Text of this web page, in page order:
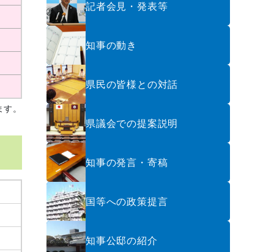
。
記者会見・発表等
知事の動き
県民の皆様との対話
県議会での提案説明
知事の発言・寄稿
国等への政策提言
知事公邸の紹介